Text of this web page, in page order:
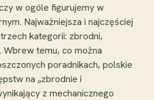
w ogóle figurujemy w
Najważniejsza i najczęściej
kategorii: zbrodni,
temu, co można
poradnikach, polskie
na „zbrodnie i
z mechanicznego